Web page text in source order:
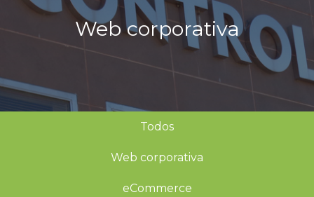
Web corporativa
Todos
Web corporativa
eCommerce